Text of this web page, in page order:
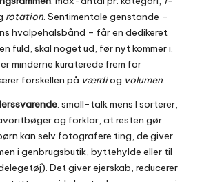
rotation. Sentimentale genstande –
hvalpehalsbånd – får en dedikeret
fuld, skal noget ud, før nyt kommer i.
minderne kuraterede frem for
forskellen på værdiog volumen.
: small-talk mens I sorterer,
og forklar, at resten gør
kan selv fotografere ting, de giver
i genbrugsbutik, byttehylde eller til
Det giver ejerskab, reducerer